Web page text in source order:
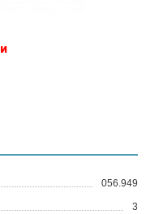
056.949
3